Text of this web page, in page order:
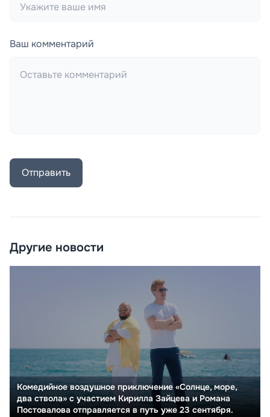
Ваш комментарий
Отправить
Другие новости
Комедийное воздушное приключение «Солнце, море,
два ствола» с участием Кирилла Зайцева и Романа
Постовалова отправляется в путь уже 23 сентября.